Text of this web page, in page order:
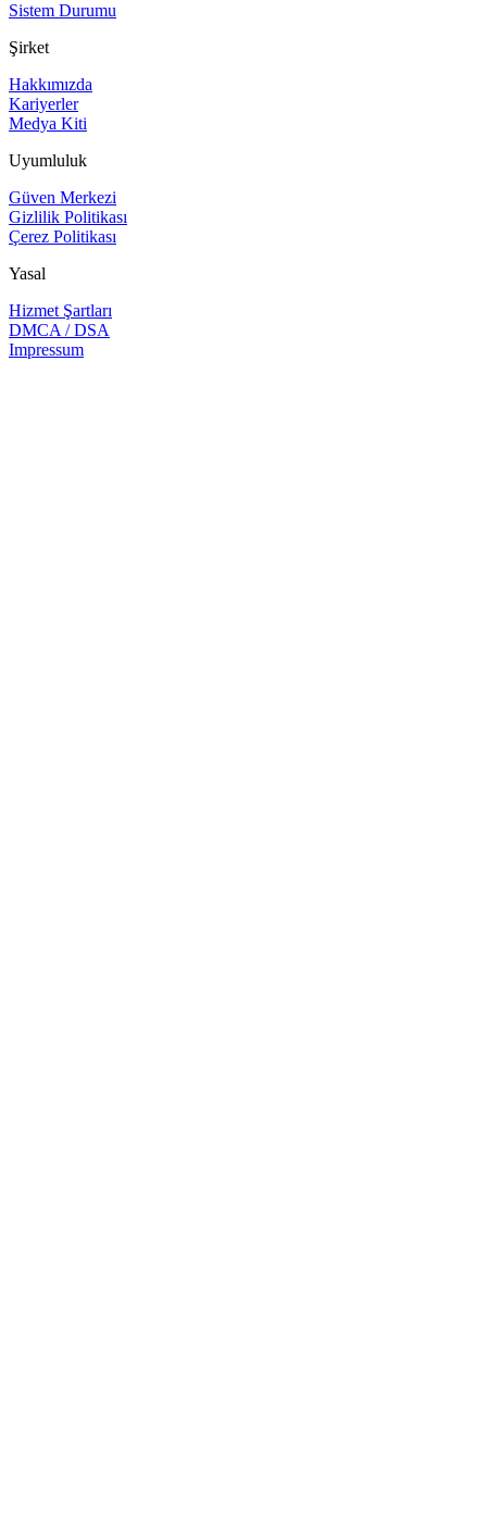
Sistem Durumu
Şirket
Hakkımızda
Kariyerler
Medya Kiti
Uyumluluk
Güven Merkezi
Gizlilik Politikası
Çerez Politikası
Yasal
Hizmet Şartları
DMCA / DSA
Impressum